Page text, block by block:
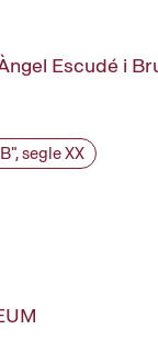
Escudé i
segle XX